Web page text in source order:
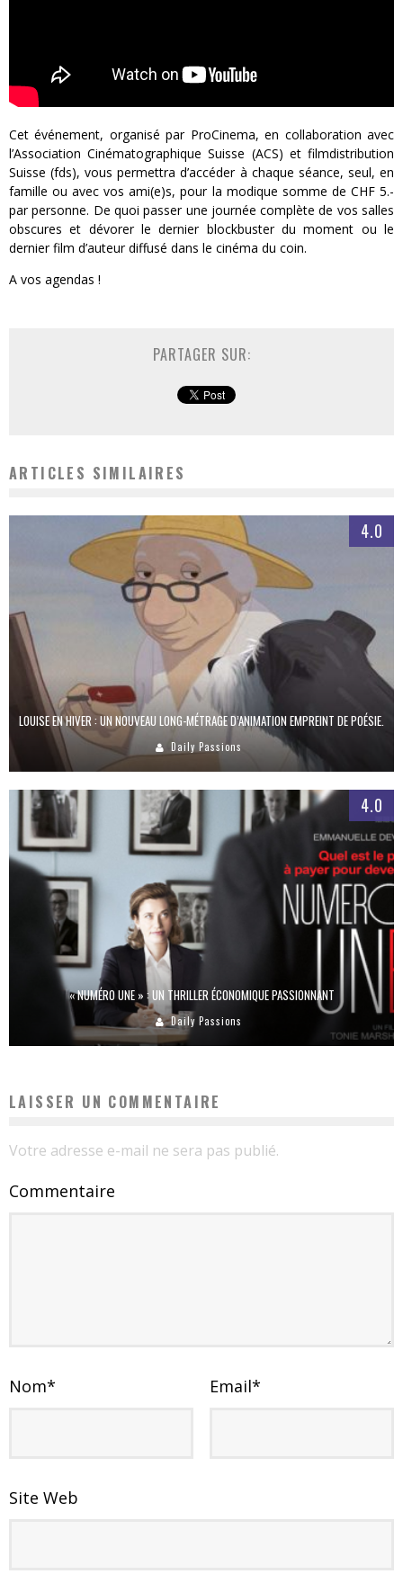
Cet événement, organisé par ProCinema, en collaboration avec
l’Association Cinématographique Suisse (ACS) et filmdistribution
Suisse (fds), vous permettra d’accéder à chaque séance, seul, en
famille ou avec vos ami(e)s, pour la modique somme de CHF 5.-
par personne. De quoi passer une journée complète de vos salles
obscures et dévorer le dernier blockbuster du moment ou le
dernier film d’auteur diffusé dans le cinéma du coin.
A vos agendas !
PARTAGER SUR:
ARTICLES SIMILAIRES
4.0
LOUISE EN HIVER : UN NOUVEAU LONG-MÉTRAGE D’ANIMATION EMPREINT DE POÉSIE.
Daily Passions
4.0
« NUMÉRO UNE » : UN THRILLER ÉCONOMIQUE PASSIONNANT
Daily Passions
LAISSER UN COMMENTAIRE
Votre adresse e-mail ne sera pas publié.
Commentaire
Nom* Email*
Site Web